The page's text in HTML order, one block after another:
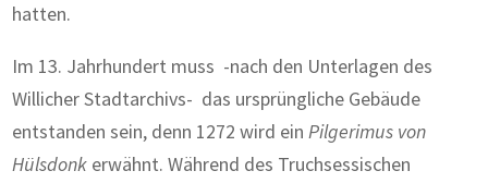
hatten.
Im 13. Jahrhundert muss -nach den Unterlagen des
Willicher Stadtarchivs- das ursprüngliche Gebäude
entstanden sein, denn 1272 wird einPilgerimus von
Hülsdonk erwähnt. Während des Truchsessischen